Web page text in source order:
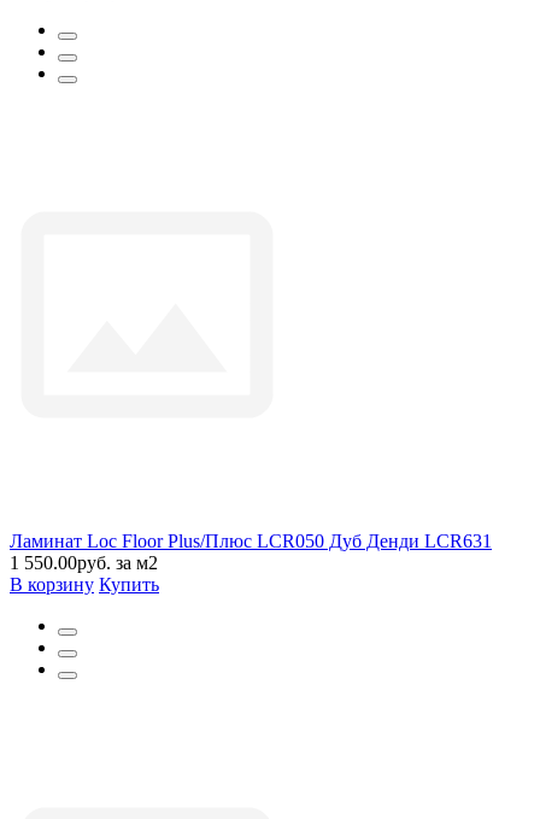
Ламинат Loc Floor Plus/Плюс LCR050 Дуб Денди LCR631
1 550.00руб. за м2
В корзину Купить